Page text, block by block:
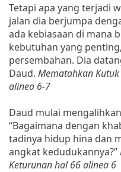
Tetapi apa yang terjadi
jalan dia berjumpa
ada kebiasaan di mana
kebutuhan yang
persembahan. Dia
Daud. Mematahkan
alinea 6-7
Daud mulai
“Bagaimana dengan
tadinya hidup hina dan
angkat kedudukannya?’’
Keturunan hal 66 alinea 6